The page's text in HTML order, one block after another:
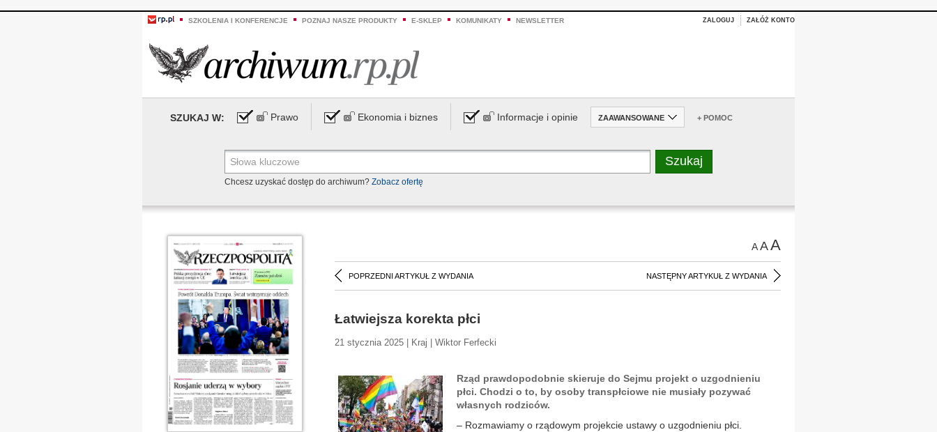
SZKOLENIA I KONFERENCJE POZNAJ NASZE PRODUKTY E-SKLEP KOMUNIKATY NEWSLETTER ZALOGUJ ZAŁÓŻ KONTO
SZUKAJ W: Prawo Ekonomia i biznes Informacje i opinie ZAAWANSOWANE + POMOC
Chcesz uzyskać dostęp do archiwum? Zobacz ofertę
AAA
POPRZEDNI ARTYKUŁ Z WYDANIA NASTĘPNY ARTYKUŁ Z WYDANIA
Łatwiejsza korekta płci
21 stycznia 2025 | Kraj | Wiktor Ferfecki
Rząd prawdopodobnie skieruje do Sejmu projekt o uzgodnieniu
płci. Chodzi o to, by osoby transpłciowe nie musiały pozywać
własnych rodziców.
– Rozmawiamy o rządowym projekcie ustawy o uzgodnieniu płci.